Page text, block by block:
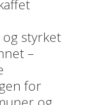
styrket
–
for